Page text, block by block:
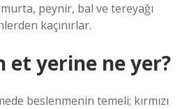
peynir, bal ve tereyağı
kaçınırlar.
et yerine ne yer?
beslenmenin temeli; kırmızı